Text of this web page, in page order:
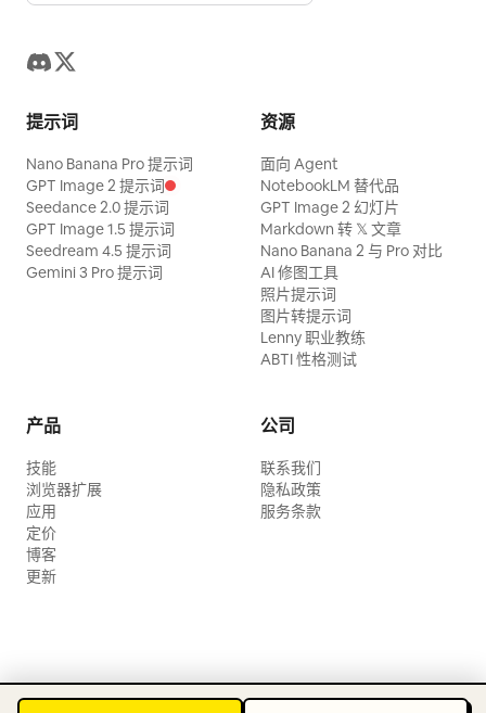
提示词
Nano Banana Pro 提示词
GPT Image 2 提示词
Seedance 2.0 提示词
GPT Image 1.5 提示词
Seedream 4.5 提示词
Gemini 3 Pro 提示词
资源
面向 Agent
NotebookLM 替代品
GPT Image 2 幻灯片
Markdown 转 𝕏 文章
Nano Banana 2 与 Pro 对比
AI 修图工具
照片提示词
图片转提示词
Lenny 职业教练
ABTI 性格测试
产品
技能
浏览器扩展
应用
定价
博客
更新
公司
联系我们
隐私政策
服务条款